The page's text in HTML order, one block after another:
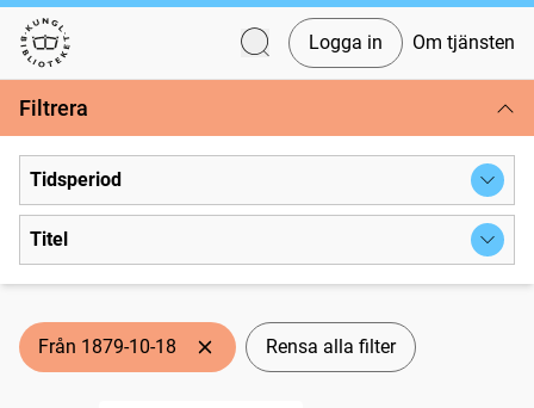
Svenska tidningar
Logga in Om tjänsten
Filtrera
Tidsperiod
Titel
Från 1879-10-18 Rensa alla filter